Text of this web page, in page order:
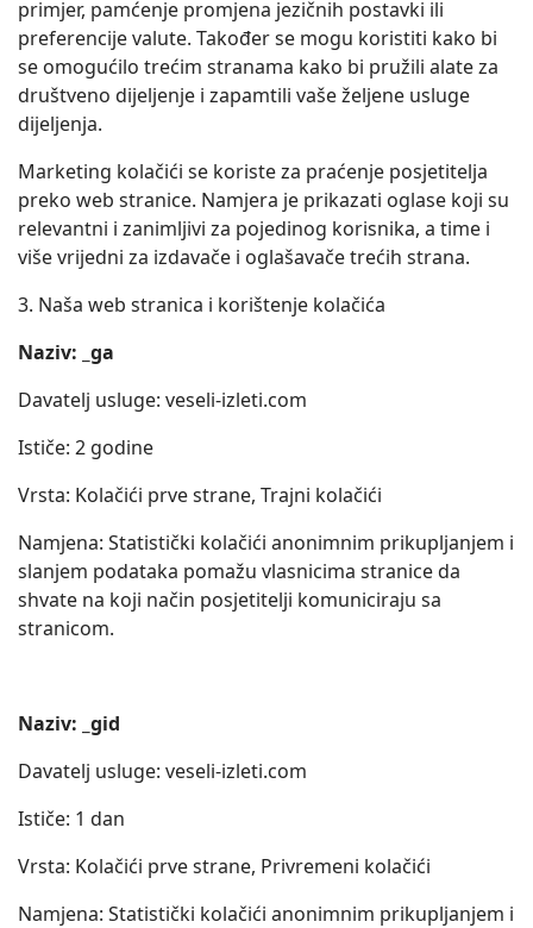
primjer, pamćenje promjena jezičnih postavki ili
preferencije valute. Također se mogu koristiti kako bi
se omogućilo trećim stranama kako bi pružili alate za
društveno dijeljenje i zapamtili vaše željene usluge
dijeljenja.
Marketing kolačići se koriste za praćenje posjetitelja
preko web stranice. Namjera je prikazati oglase koji su
relevantni i zanimljivi za pojedinog korisnika, a time i
više vrijedni za izdavače i oglašavače trećih strana.
3. Naša web stranica i korištenje kolačića
Naziv: _ga
Davatelj usluge: veseli-izleti.com
Ističe: 2 godine
Vrsta: Kolačići prve strane, Trajni kolačići
Namjena: Statistički kolačići anonimnim prikupljanjem i
slanjem podataka pomažu vlasnicima stranice da
shvate na koji način posjetitelji komuniciraju sa
stranicom.
Naziv: _gid
Davatelj usluge: veseli-izleti.com
Ističe: 1 dan
Vrsta: Kolačići prve strane, Privremeni kolačići
Namjena: Statistički kolačići anonimnim prikupljanjem i